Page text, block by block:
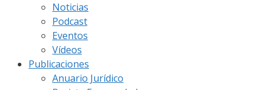
Noticias
Podcast
Eventos
Vídeos
Publicaciones
Anuario Jurídico